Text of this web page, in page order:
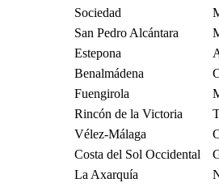
Sociedad
San Pedro Alcántara
Estepona
Benalmádena
Fuengirola
Rincón de la Victoria
Vélez-Málaga
Costa del Sol Occidental
La Axarquía